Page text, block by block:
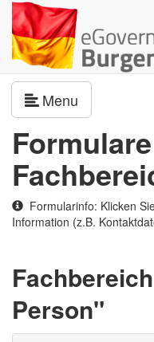
Menu
Formularinfo: Klicken
Information (z.B.
Person"